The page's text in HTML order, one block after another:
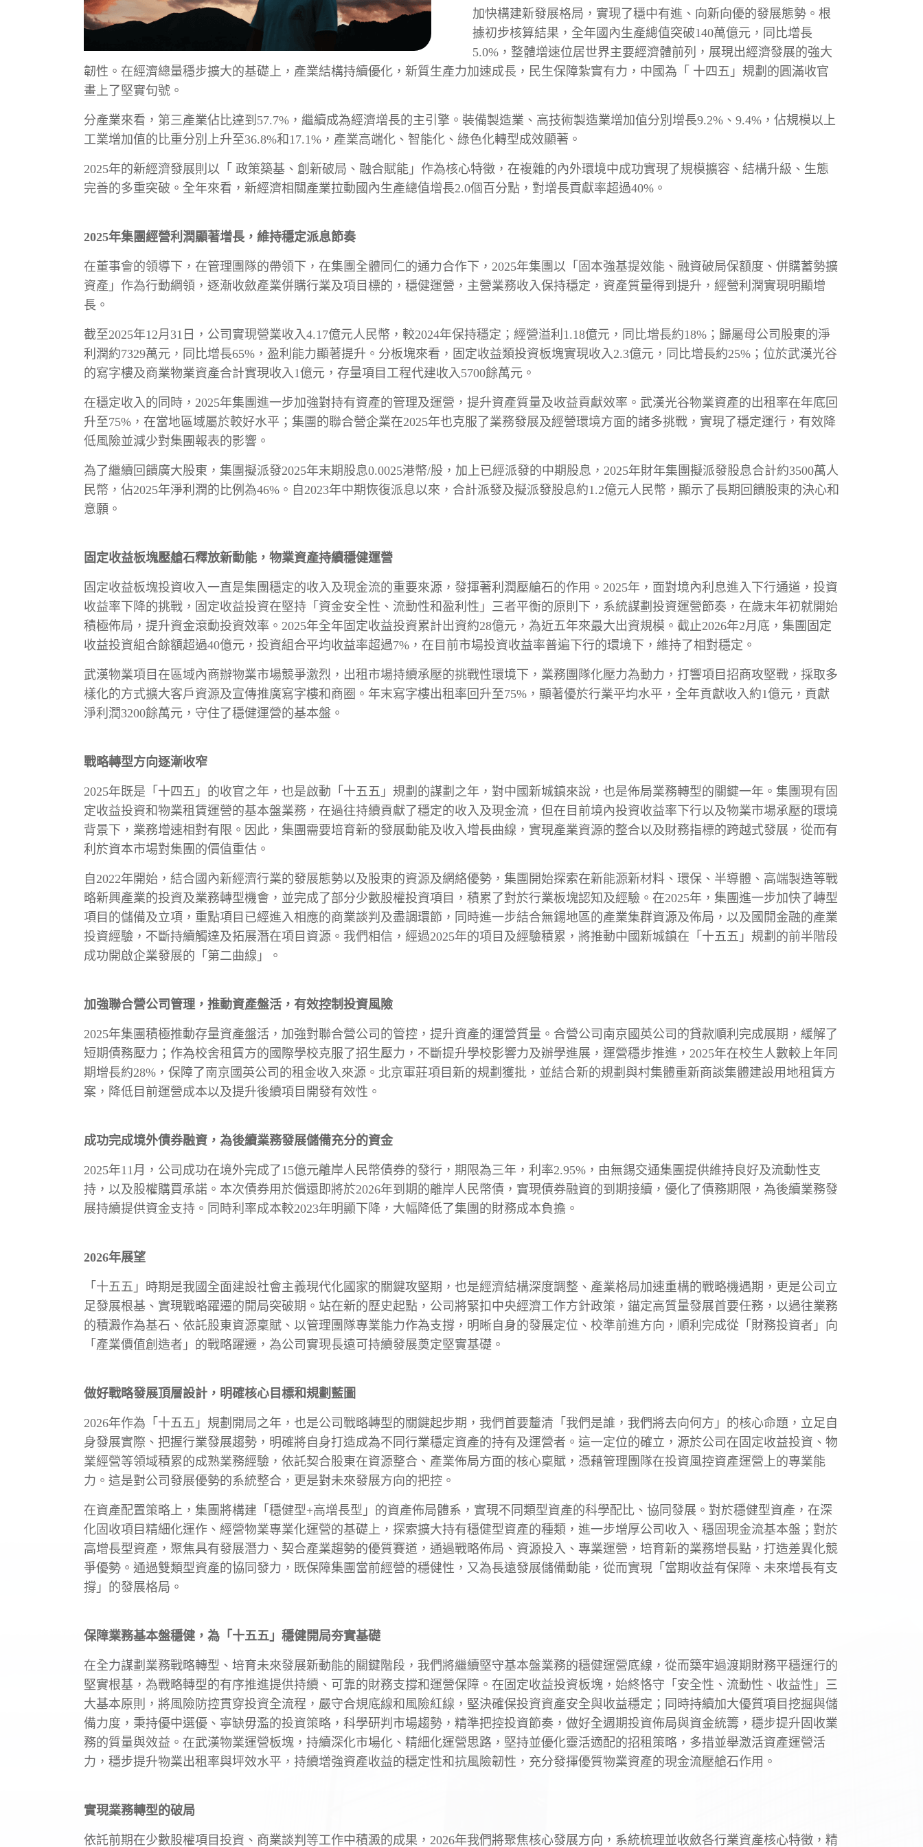
加快構建新發展格局，實現了穩中有進、向新向優的發展態勢。根
據初步核算結果，全年國內生產總值突破140萬億元，同比增長
5.0%，整體增速位居世界主要經濟體前列，展現出經濟發展的強大
韌性。在經濟總量穩步擴大的基礎上，產業結構持續優化，新質生產力加速成長，民生保障紮實有力，中國為「 十四五」規劃的圓滿收官
畫上了堅實句號。
分產業來看，第三產業佔比達到57.7%，繼續成為經濟增長的主引擎。裝備製造業、高技術製造業增加值分別增長9.2%、9.4%，佔規模以上
工業增加值的比重分別上升至36.8%和17.1%，產業高端化、智能化、綠色化轉型成效顯著。
2025年的新經濟發展則以「 政策築基、創新破局、融合賦能」作為核心特徵，在複雜的內外環境中成功實現了規模擴容、結構升級、生態
完善的多重突破。全年來看，新經濟相關產業拉動國內生產總值增長2.0個百分點，對增長貢獻率超過40%。
2025年集團經營利潤顯著增長，維持穩定派息節奏
在董事會的領導下，在管理團隊的帶領下，在集團全體同仁的通力合作下，2025年集團以「固本強基提效能、融資破局保額度、併購蓄勢擴
資產」作為行動綱領，逐漸收斂產業併購行業及項目標的，穩健運營，主營業務收入保持穩定，資產質量得到提升，經營利潤實現明顯增
長。
截至2025年12月31日，公司實現營業收入4.17億元人民幣，較2024年保持穩定；經營溢利1.18億元，同比增長約18%；歸屬母公司股東的淨
利潤約7329萬元，同比增長65%，盈利能力顯著提升。分板塊來看，固定收益類投資板塊實現收入2.3億元，同比增長約25%；位於武漢光谷
的寫字樓及商業物業資產合計實現收入1億元，存量項目工程代建收入5700餘萬元。
在穩定收入的同時，2025年集團進一步加強對持有資產的管理及運營，提升資產質量及收益貢獻效率。武漢光谷物業資產的出租率在年底回
升至75%，在當地區域屬於較好水平；集團的聯合營企業在2025年也克服了業務發展及經營環境方面的諸多挑戰，實現了穩定運行，有效降
低風險並減少對集團報表的影響。
為了繼續回饋廣大股東，集團擬派發2025年末期股息0.0025港幣/股，加上已經派發的中期股息，2025年財年集團擬派發股息合計約3500萬人
民幣，佔2025年淨利潤的比例為46%。自2023年中期恢復派息以來，合計派發及擬派發股息約1.2億元人民幣，顯示了長期回饋股東的決心和
意願。
固定收益板塊壓艙石釋放新動能，物業資產持續穩健運營
固定收益板塊投資收入一直是集團穩定的收入及現金流的重要來源，發揮著利潤壓艙石的作用。2025年，面對境內利息進入下行通道，投資
收益率下降的挑戰，固定收益投資在堅持「資金安全性、流動性和盈利性」三者平衡的原則下，系統謀劃投資運營節奏，在歲末年初就開始
積極佈局，提升資金滾動投資效率。2025年全年固定收益投資累計出資約28億元，為近五年來最大出資規模。截止2026年2月底，集團固定
收益投資組合餘額超過40億元，投資組合平均收益率超過7%，在目前市場投資收益率普遍下行的環境下，維持了相對穩定。
武漢物業項目在區域內商辦物業市場競爭激烈，出租市場持續承壓的挑戰性環境下，業務團隊化壓力為動力，打響項目招商攻堅戰，採取多
樣化的方式擴大客戶資源及宣傳推廣寫字樓和商圈。年末寫字樓出租率回升至75%，顯著優於行業平均水平，全年貢獻收入約1億元，貢獻
淨利潤3200餘萬元，守住了穩健運營的基本盤。
戰略轉型方向逐漸收窄
2025年既是「十四五」的收官之年，也是啟動「十五五」規劃的謀劃之年，對中國新城鎮來說，也是佈局業務轉型的關鍵一年。集團現有固
定收益投資和物業租賃運營的基本盤業務，在過往持續貢獻了穩定的收入及現金流，但在目前境內投資收益率下行以及物業市場承壓的環境
背景下，業務增速相對有限。因此，集團需要培育新的發展動能及收入增長曲線，實現產業資源的整合以及財務指標的跨越式發展，從而有
利於資本市場對集團的價值重估。
自2022年開始，結合國內新經濟行業的發展態勢以及股東的資源及網絡優勢，集團開始探索在新能源新材料、環保、半導體、高端製造等戰
略新興產業的投資及業務轉型機會，並完成了部分少數股權投資項目，積累了對於行業板塊認知及經驗。在2025年，集團進一步加快了轉型
項目的儲備及立項，重點項目已經進入相應的商業談判及盡調環節，同時進一步結合無錫地區的產業集群資源及佈局，以及國開金融的產業
投資經驗，不斷持續觸達及拓展潛在項目資源。我們相信，經過2025年的項目及經驗積累，將推動中國新城鎮在「十五五」規劃的前半階段
成功開啟企業發展的「第二曲線」。
加強聯合營公司管理，推動資產盤活，有效控制投資風險
2025年集團積極推動存量資產盤活，加強對聯合營公司的管控，提升資產的運營質量。合營公司南京國英公司的貸款順利完成展期，緩解了
短期債務壓力；作為校舍租賃方的國際學校克服了招生壓力，不斷提升學校影響力及辦學進展，運營穩步推進，2025年在校生人數較上年同
期增長約28%，保障了南京國英公司的租金收入來源。北京軍莊項目新的規劃獲批，並結合新的規劃與村集體重新商談集體建設用地租賃方
案，降低目前運營成本以及提升後續項目開發有效性。
成功完成境外債券融資，為後續業務發展儲備充分的資金
2025年11月，公司成功在境外完成了15億元離岸人民幣債券的發行，期限為三年，利率2.95%，由無錫交通集團提供維持良好及流動性支
持，以及股權購買承諾。本次債券用於償還即將於2026年到期的離岸人民幣債，實現債券融資的到期接續，優化了債務期限，為後續業務發
展持續提供資金支持。同時利率成本較2023年明顯下降，大幅降低了集團的財務成本負擔。
2026年展望
「十五五」時期是我國全面建設社會主義現代化國家的關鍵攻堅期，也是經濟結構深度調整、產業格局加速重構的戰略機遇期，更是公司立
足發展根基、實現戰略躍遷的開局突破期。站在新的歷史起點，公司將緊扣中央經濟工作方針政策，錨定高質量發展首要任務，以過往業務
的積澱作為基石、依託股東資源稟賦、以管理團隊專業能力作為支撐，明晰自身的發展定位、校準前進方向，順利完成從「財務投資者」向
「產業價值創造者」的戰略躍遷，為公司實現長遠可持續發展奠定堅實基礎。
做好戰略發展頂層設計，明確核心目標和規劃藍圖
2026年作為「十五五」規劃開局之年，也是公司戰略轉型的關鍵起步期，我們首要釐清「我們是誰，我們將去向何方」的核心命題，立足自
身發展實際、把握行業發展趨勢，明確將自身打造成為不同行業穩定資產的持有及運營者。這一定位的確立，源於公司在固定收益投資、物
業經營等領域積累的成熟業務經驗，依託契合股東在資源整合、產業佈局方面的核心稟賦，憑藉管理團隊在投資風控資產運營上的專業能
力。這是對公司發展優勢的系統整合，更是對未來發展方向的把控。
在資產配置策略上，集團將構建「穩健型+高增長型」的資產佈局體系，實現不同類型資產的科學配比、協同發展。對於穩健型資產，在深
化固收項目精細化運作、經營物業專業化運營的基礎上，探索擴大持有穩健型資產的種類，進一步增厚公司收入、穩固現金流基本盤；對於
高增長型資產，聚焦具有發展潛力、契合產業趨勢的優質賽道，通過戰略佈局、資源投入、專業運營，培育新的業務增長點，打造差異化競
爭優勢。通過雙類型資產的協同發力，既保障集團當前經營的穩健性，又為長遠發展儲備動能，從而實現「當期收益有保障、未來增長有支
撐」的發展格局。
保障業務基本盤穩健，為「十五五」穩健開局夯實基礎
在全力謀劃業務戰略轉型、培育未來發展新動能的關鍵階段，我們將繼續堅守基本盤業務的穩健運營底線，從而築牢過渡期財務平穩運行的
堅實根基，為戰略轉型的有序推進提供持續、可靠的財務支撐和運營保障。在固定收益投資板塊，始終恪守「安全性、流動性、收益性」三
大基本原則，將風險防控貫穿投資全流程，嚴守合規底線和風險紅線，堅決確保投資資產安全與收益穩定；同時持續加大優質項目挖掘與儲
備力度，秉持優中選優、寧缺毋濫的投資策略，科學研判市場趨勢，精準把控投資節奏，做好全週期投資佈局與資金統籌，穩步提升固收業
務的質量與效益。在武漢物業運營板塊，持續深化市場化、精細化運營思路，堅持並優化靈活適配的招租策略，多措並舉激活資產運營活
力，穩步提升物業出租率與坪效水平，持續增強資產收益的穩定性和抗風險韌性，充分發揮優質物業資產的現金流壓艙石作用。
實現業務轉型的破局
依託前期在少數股權項目投資、商業談判等工作中積澱的成果，2026年我們將聚焦核心發展方向，系統梳理並收斂各行業資產核心特徵，精